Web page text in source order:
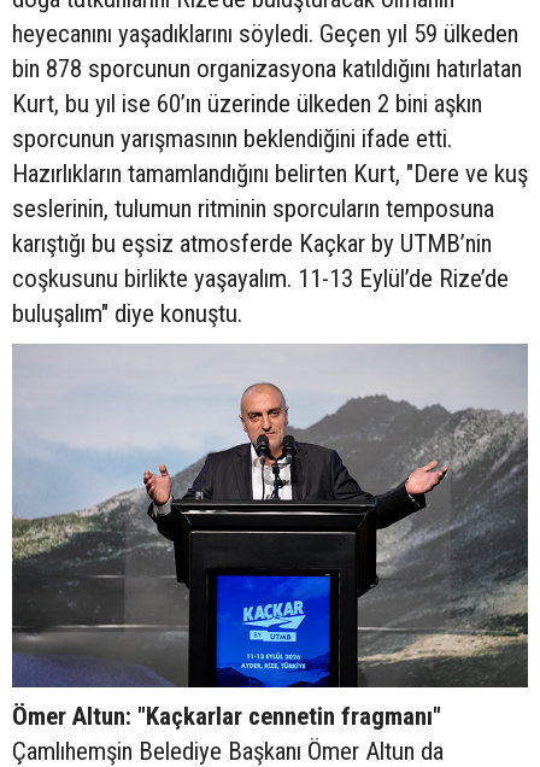
heyecanını yaşadıklarını söyledi. Geçen yıl 59 ülkeden
bin 878 sporcunun organizasyona katıldığını hatırlatan
Kurt, bu yıl ise 60’ın üzerinde ülkeden 2 bini aşkın
sporcunun yarışmasının beklendiğini ifade etti.
Hazırlıkların tamamlandığını belirten Kurt, "Dere ve kuş
seslerinin, tulumun ritminin sporcuların temposuna
karıştığı bu eşsiz atmosferde Kaçkar by UTMB’nin
coşkusunu birlikte yaşayalım. 11-13 Eylül’de Rize’de
buluşalım" diye konuştu.
Ömer Altun: "Kaçkarlar cennetin fragmanı"
Çamlıhemşin Belediye Başkanı Ömer Altun da